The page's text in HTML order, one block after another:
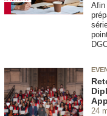
Afin
24